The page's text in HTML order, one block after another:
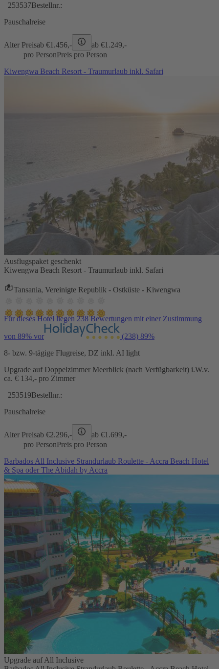
253537Bestellnr.:
Pauschalreise
Alter Preisab €1.456,- ab €1.249,-
pro PersonPreis pro Person
Kiwengwa Beach Resort - Traumurlaub inkl. Safari
Ausflugspaket geschenkt
Kiwengwa Beach Resort - Traumurlaub inkl. Safari
Tansania, Vereinigte Republik - Ostküste - Kiwengwa
Für dieses Hotel liegen 238 Bewertungen mit einer Zustimmung
von 89% vor (238) 89%
8- bzw. 9-tägige Flugreise, DZ inkl. AI light
Upgrade auf Doppelzimmer Meerblick (nach Verfügbarkeit) i.W.v.
ca. € 134,- pro Zimmer
253519Bestellnr.:
Pauschalreise
Alter Preisab €2.296,- ab €1.699,-
pro PersonPreis pro Person
Barbados All Inclusive Strandurlaub Roulette - Accra Beach Hotel
& Spa oder The Abidah by Accra
Upgrade auf All Inclusive